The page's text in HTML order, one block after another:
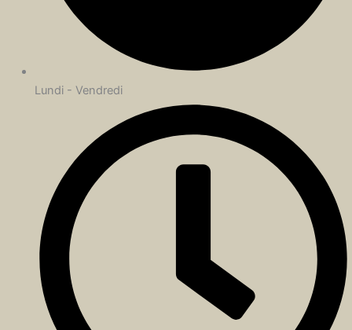
Lundi - Vendredi